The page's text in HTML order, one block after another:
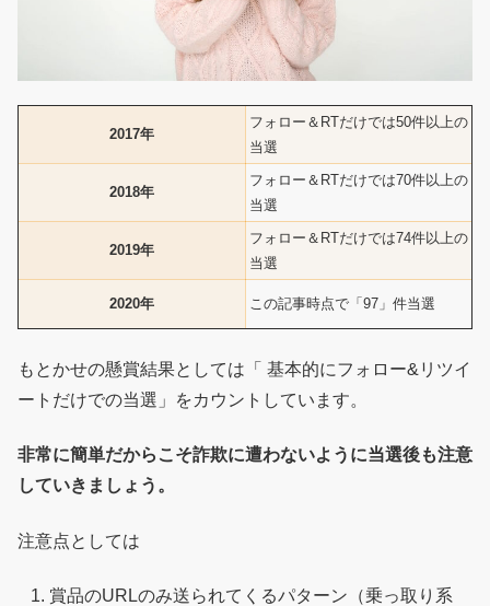
2017年
フォロー＆RTだけでは50件以上の
当選
2018年
フォロー＆RTだけでは70件以上の
当選
2019年
フォロー＆RTだけでは74件以上の
当選
2020年 この記事時点で「97」件当選
もとかせの懸賞結果としては「 基本的にフォロー&リツイ
ートだけでの当選」をカウントしています。
非常に簡単だからこそ詐欺に遭わないように当選後も注意
していきましょう。
注意点としては
賞品のURLのみ送られてくるパターン（乗っ取り系